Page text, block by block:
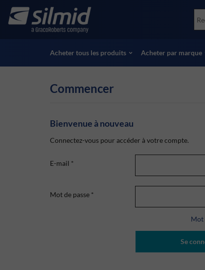
main
Accessories
Essais non destructifs (NDT)
Voir tous les produits
Acheter tous les produits Acheter par marque
Commencer
Bienvenue à nouveau
Connectez-vous pour accéder à votre compte.
E-mail *
Mot de passe *
Mot
Se